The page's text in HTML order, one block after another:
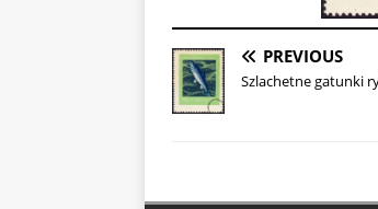
PREVIOUS
Szlachetne gatunki